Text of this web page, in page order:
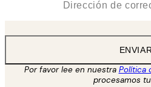
ENVIAR
Por favor lee en nuestra Política
procesamos